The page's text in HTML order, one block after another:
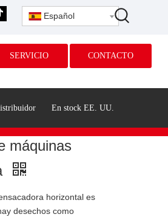
Español
SERVICIO CONTACTO
En stock EE. UU.
máquinas
horizontal es
desechos como